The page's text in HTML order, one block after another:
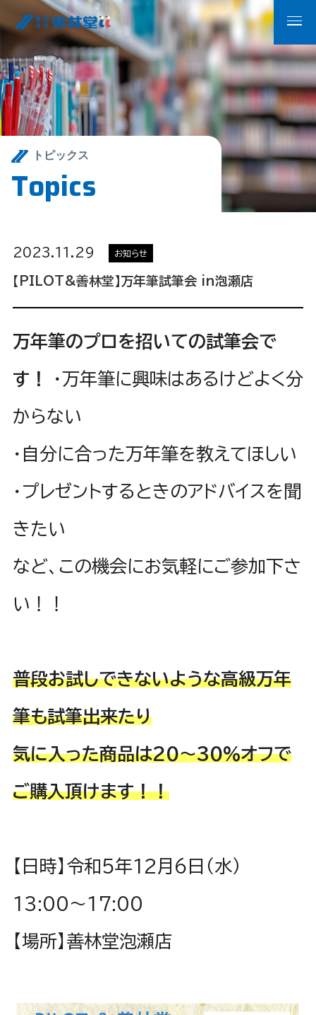
トピックス
Topics
【PILOT&善林堂】万年筆試筆会 in泡瀬店
2023.11.29 お知らせ
万年筆のプロを招いての試筆会で
す！ ・万年筆に興味はあるけどよく分
からない
・自分に合った万年筆を教えてほしい
・プレゼントするときのアドバイスを聞
きたい
など、この機会にお気軽にご参加下さ
い！！
普段お試しできないような高級万年
筆も試筆出来たり
気に入った商品は20～30%オフで
ご購入頂けます！！
【日時】令和5年12月6日（水）
13:00〜17:00
【場所】善林堂泡瀬店